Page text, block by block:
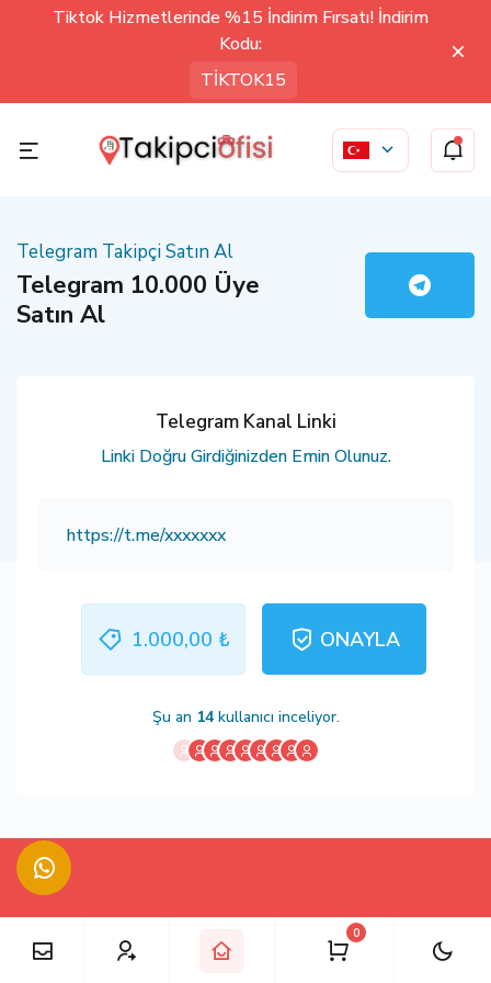
Tiktok Hizmetlerinde %15 İndirim Fırsatı! İndirim
Kodu:
TİKTOK15
0
Telegram Takipçi Satın Al
Telegram 10.000 Üye
Satın Al
Telegram Kanal Linki
Linki Doğru Girdiğinizden Emin Olunuz.
1.000,00 ₺ ONAYLA
Şu an 14kullanıcı inceliyor.